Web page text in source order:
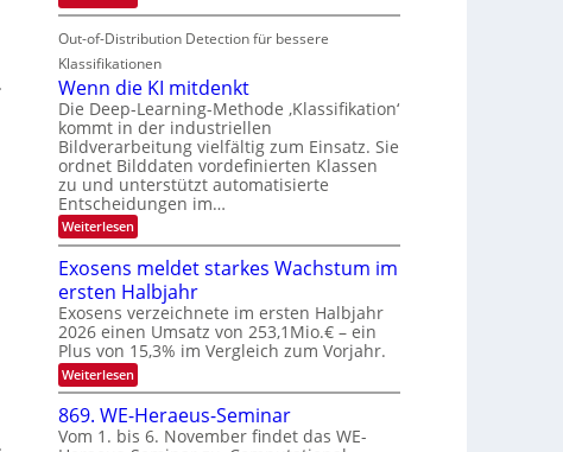
e
n
S
I
O
N
T
e
c
h
T
a
l
k
s
e
n
a
u
f
d
e
r
V
I
S
I
O
N
2
0
2
6
T
a
g
u
n
g
z
u
E
l
e
k
t
r
o
n
i
k
-
u
Out-of-Distribution Detection für bessere
Klassifikationen
Wenn die KI mitdenkt
Die Deep-Learning-Methode ‚Klassifikation‘
kommt in der industriellen
Bildverarbeitung vielfältig zum Einsatz. Sie
ordnet Bilddaten vordefinierten Klassen
zu und unterstützt automatisierte
Entscheidungen im…
Weiterlesen:
W
n
n
d
i
e
K
I
m
i
t
d
Exosens meldet starkes Wachstum im
ersten Halbjahr
Exosens verzeichnete im ersten Halbjahr
2026 einen Umsatz von 253,1Mio.€ – ein
Plus von 15,3% im Vergleich zum Vorjahr.
Weiterlesen:
E
x
o
s
869. WE-Heraeus-Seminar
Vom 1. bis 6. November findet das WE-